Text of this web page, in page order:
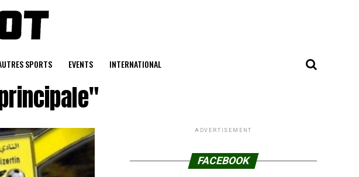
SPORTS EVENTS INTERNATIONAL
ADVERTISEMENT
FACEBOOK